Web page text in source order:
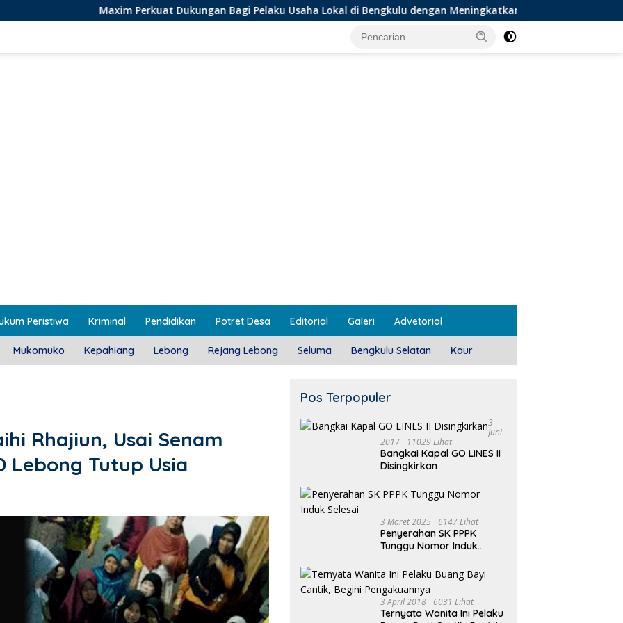
Maxim Perkuat Dukungan Bagi Pelaku Usaha Lokal di Bengkulu dengan Meningkatkan Ruang Publik dan Kebersihan Pasar
Peristiwa Kriminal Pendidikan Potret Desa Editorial Galeri Advetorial
Mukomuko Kepahiang Lebong Rejang Lebong Seluma Bengkulu Selatan Kaur
Rhajiun, Usai Senam
Lebong Tutup Usia
Pos Terpopuler
3
Juni
2017
11029 Lihat
Bangkai Kapal GO LINES II
Disingkirkan
3 Maret 2025 6147 Lihat
Penyerahan SK PPPK
Tunggu Nomor Induk
3 April 2018 6031 Lihat
Ternyata Wanita Ini Pelaku